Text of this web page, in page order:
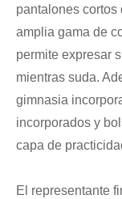
pantalones
amplia gama de
permite expresar
mientras suda.
gimnasia
incorporados y
capa de
El representante